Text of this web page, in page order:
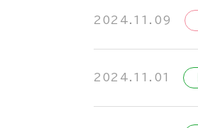
2024.11.09
2024.11.01